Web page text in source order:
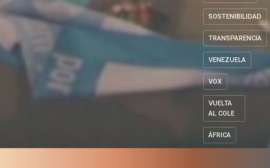
SOSTENIBILIDAD
TRANSPARENCIA
VENEZUELA
VOX
VUELTA
AL COLE
ÁFRICA